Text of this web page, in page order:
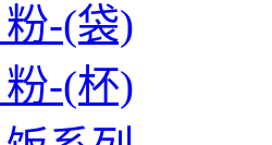
-(袋)
-(杯)